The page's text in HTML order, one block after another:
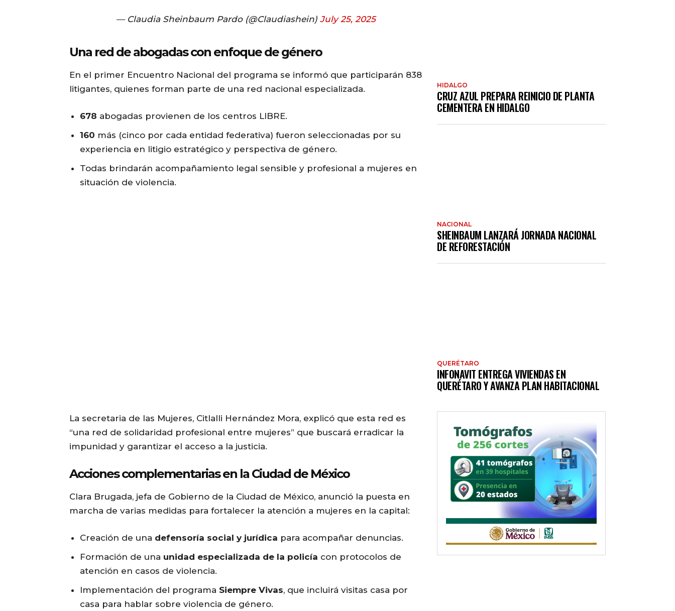
— Claudia Sheinbaum Pardo (@Claudiashein) July 25, 2025
Una red de abogadas con enfoque de género
En el primer Encuentro Nacional del programa se informó que participarán 838
litigantes, quienes forman parte de una red nacional especializada.
678 abogadas provienen de los centros LIBRE.
160 más (cinco por cada entidad federativa) fueron seleccionadas por su
experiencia en litigio estratégico y perspectiva de género.
Todas brindarán acompañamiento legal sensible y profesional a mujeres en
situación de violencia.
La secretaria de las Mujeres, Citlalli Hernández Mora, explicó que esta red es
“una red de solidaridad profesional entre mujeres” que buscará erradicar la
impunidad y garantizar el acceso a la justicia.
Acciones complementarias en la Ciudad de México
Clara Brugada, jefa de Gobierno de la Ciudad de México, anunció la puesta en
marcha de varias medidas para fortalecer la atención a mujeres en la capital:
Creación de una defensoría social y jurídica para acompañar denuncias.
Formación de una unidad especializada de la policía con protocolos de
atención en casos de violencia.
Implementación del programa Siempre Vivas, que incluirá visitas casa por
casa para hablar sobre violencia de género.
HIDALGO
CRUZ AZUL PREPARA REINICIO DE PLANTA
CEMENTERA EN HIDALGO
NACIONAL
SHEINBAUM LANZARÁ JORNADA NACIONAL
DE REFORESTACIÓN
QUERÉTARO
INFONAVIT ENTREGA VIVIENDAS EN
QUERÉTARO Y AVANZA PLAN HABITACIONAL